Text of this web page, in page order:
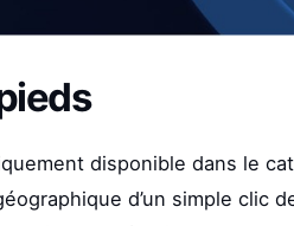
disponible dans le
d’un simple clic